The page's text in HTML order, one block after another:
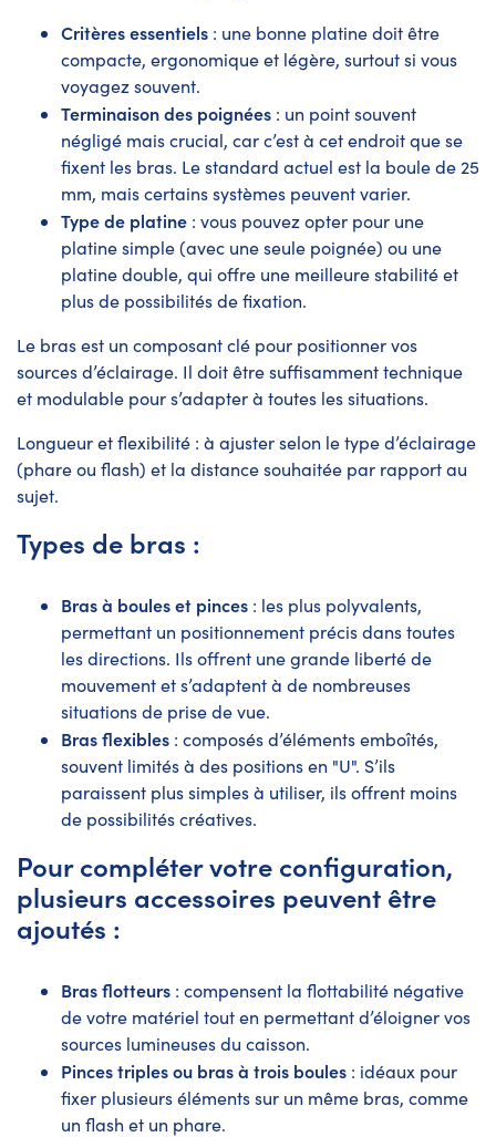
Critères essentiels : une bonne platine doit être
compacte, ergonomique et légère, surtout si vous
voyagez souvent.
Terminaison des poignées : un point souvent
négligé mais crucial, car c’est à cet endroit que se
fixent les bras. Le standard actuel est la boule de 25
mm, mais certains systèmes peuvent varier.
Type de platine : vous pouvez opter pour une
platine simple (avec une seule poignée) ou une
platine double, qui offre une meilleure stabilité et
plus de possibilités de fixation.
Le bras est un composant clé pour positionner vos
sources d’éclairage. Il doit être suffisamment technique
et modulable pour s’adapter à toutes les situations.
Longueur et flexibilité : à ajuster selon le type d’éclairage
(phare ou flash) et la distance souhaitée par rapport au
sujet.
Types de bras :
Bras à boules et pinces : les plus polyvalents,
permettant un positionnement précis dans toutes
les directions. Ils offrent une grande liberté de
mouvement et s’adaptent à de nombreuses
situations de prise de vue.
Bras flexibles : composés d’éléments emboîtés,
souvent limités à des positions en "U". S’ils
paraissent plus simples à utiliser, ils offrent moins
de possibilités créatives.
Pour compléter votre configuration,
plusieurs accessoires peuvent être
ajoutés :
Bras flotteurs : compensent la flottabilité négative
de votre matériel tout en permettant d’éloigner vos
sources lumineuses du caisson.
Pinces triples ou bras à trois boules : idéaux pour
fixer plusieurs éléments sur un même bras, comme
un flash et un phare.